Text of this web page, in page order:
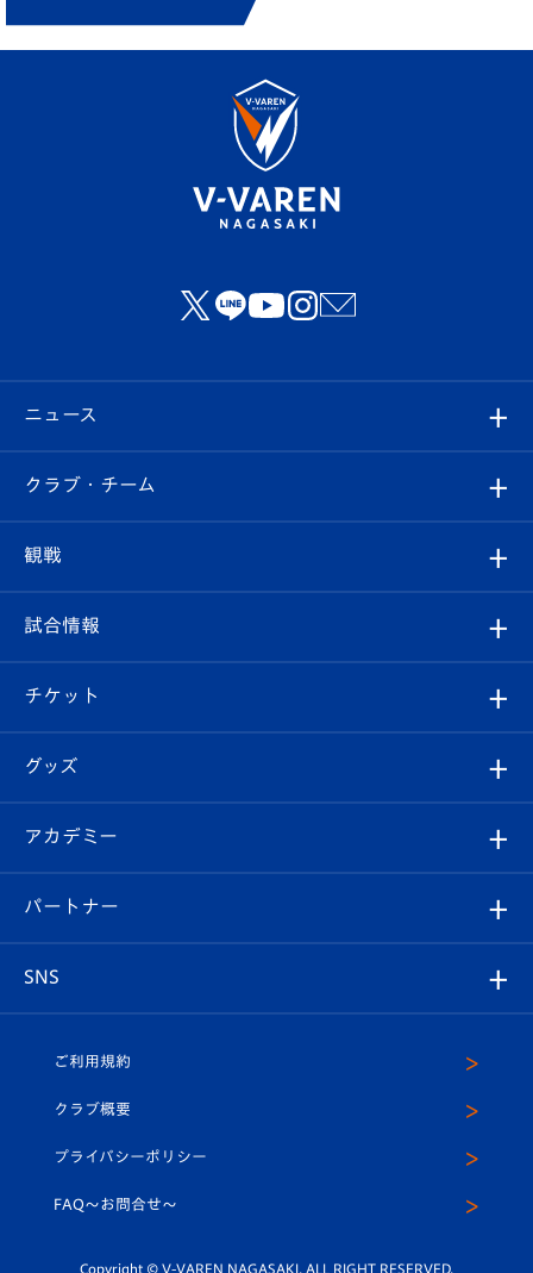
ニュース
すべて
クラブ
試合情報
チケット
イベント
メディア
ホームタウン
クラブ・チーム
クラブ概要
エンブレム紹介
スタッフプロフィール
マスコット紹介
平和祈念活動
ホームタウン活動
観戦
観戦ルール
はじめての観戦ガイド
Revive Team
ヴィヴィくんの長崎おもてなしガイド
試合情報
試合日程/結果
フォトギャラリー
スタジアムグルメ
チケット
チケット
V-LOVERS（ファンクラブ）
プレイヤーズスイート
グッズ
オンラインショップ
店舗情報
アカデミー
育成からのお知らせ
U-18
スクール
パートナー
SNS
ヴィヴィくんインスタグラム
公式LINE＠
ご利用規約
クラブ概要
プライバシーポリシー
FAQ〜お問合せ〜
Copyright © V-VAREN NAGASAKI. ALL RIGHT RESERVED.